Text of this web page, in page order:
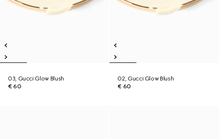
03, Gucci Glow Blush
€ 60
02, Gucci Glow Blush
€ 60